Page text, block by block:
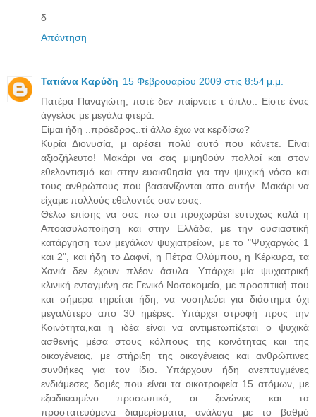
δ
Απάντηση
Τατιάνα Καρύδη 15 Φεβρουαρίου 2009 στις 8:54 μ.μ.
Πατέρα Παναγιώτη, ποτέ δεν παίρνετε τ όπλο.. Είστε ένας
άγγελος με μεγάλα φτερά.
Είμαι ήδη ..πρόεδρος..τί άλλο έχω να κερδίσω?
Κυρία Διονυσία, μ αρέσει πολύ αυτό που κάνετε. Είναι
αξιοζήλευτο! Μακάρι να σας μιμηθούν πολλοί και στον
εθελοντισμό και στην ευαισθησία για την ψυχική νόσο και
τους ανθρώπους που βασανίζονται απο αυτήν. Μακάρι να
είχαμε πολλούς εθελοντές σαν εσας.
Θέλω επίσης να σας πω οτι προχωράει ευτυχως καλά η
Αποασυλοποίηση και στην Ελλάδα, με την ουσιαστική
κατάργηση των μεγάλων ψυχιατρείων, με το "Ψυχαργώς 1
και 2", και ήδη το Δαφνί, η Πέτρα Ολύμπου, η Κέρκυρα, τα
Χανιά δεν έχουν πλέον άσυλα. Υπάρχει μία ψυχιατρική
κλινική ενταγμένη σε Γενικό Νοσοκομείο, με προοπτική που
και σήμερα τηρείται ήδη, να νοσηλεύει για διάστημα όχι
μεγαλύτερο απο 30 ημέρες. Υπάρχει στροφή προς την
Κοινότητα,και η ιδέα είναι να αντιμετωπίζεται ο ψυχικά
ασθενής μέσα στους κόλπους της κοινότητας και της
οικογένειας, με στήριξη της οικογένειας και ανθρώπινες
συνθήκες για τον ίδιο. Υπάρχουν ήδη ανεπτυγμένες
ενδιάμεσες δομές που είναι τα οικοτροφεία 15 ατόμων, με
εξειδικευμένο προσωπικό, οι ξενώνες και τα
προστατευόμενα διαμερίσματα, ανάλογα με το βαθμό